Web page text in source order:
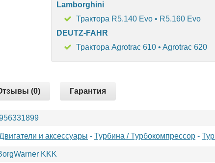
Lamborghini
Трактора R5.140 Evo • R5.160 Evo
DEUTZ-FAHR
Трактора Agrotrac 610 • Agrotrac 620
(0) Гарантия
и аксессуары - Турбина / Турбокомпрессор -
KKK